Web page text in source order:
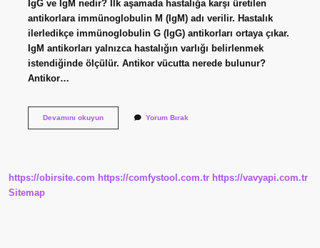
IgG ve IgM nedir? İlk aşamada hastalığa karşı üretilen
antikorlara immünoglobulin M (IgM) adı verilir. Hastalık
ilerledikçe immünoglobulin G (IgG) antikorları ortaya çıkar.
IgM antikorları yalnızca hastalığın varlığı belirlenmek
istendiğinde ölçülür. Antikor vücutta nerede bulunur?
Antikor…
Devamını okuyunAntikor
Yorum Bırak
https://obirsite.com https://comfystool.com.tr https://vavyapi.com.tr
Sitemap